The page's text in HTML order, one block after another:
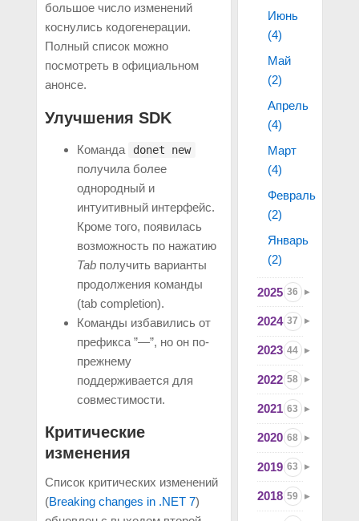
большое число изменений
коснулись кодогенерации.
Полный список можно
посмотреть в официальном
анонсе.
Улучшения SDK
Команда donet new
получила более
однородный и
интуитивный интерфейс.
Кроме того, появилась
возможность по нажатию
Tabполучить варианты
продолжения команды
(tab completion).
Команды избавились от
префикса ”—”, но он по-
прежнему
поддерживается для
совместимости.
Критические
изменения
Список критических изменений
(Breaking changes in .NET 7)
Июнь
(4)
Май
(2)
Апрель
(4)
Март
(4)
Февраль
(2)
Январь
(2)
2025 36
2024 37
2023 44
2022 58
2021 63
2020 68
2019 63
2018 59